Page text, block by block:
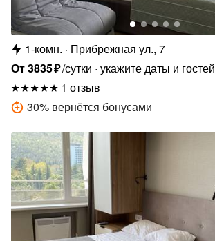
1-комн.
Прибрежная ул., 7
От3835₽/сутки укажите даты и гостей
1 отзыв
30% вернётся бонусами